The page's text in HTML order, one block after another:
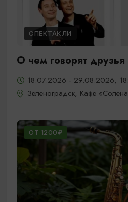
СПЕКТАКЛИ
О чем говорят друзья
18.07.2026 - 29.08.2026,
Зеленоградск, Кафе
ОТ 1200₽